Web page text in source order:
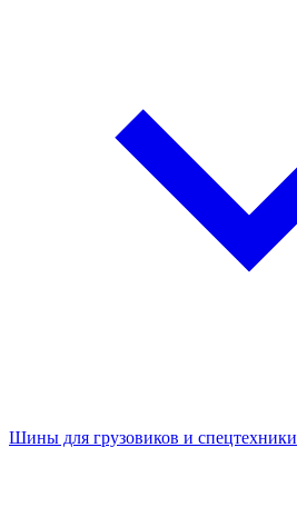
Шины для грузовиков и спецтехники